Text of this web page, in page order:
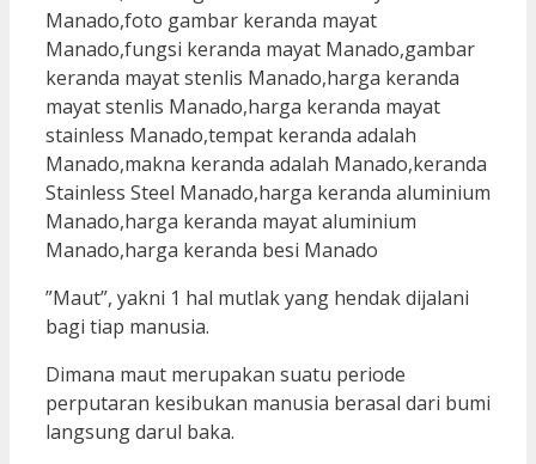
”Maut”, yakni 1 hal mutlak yang hendak dijalani
bagi tiap manusia.
Dimana maut merupakan suatu periode
perputaran kesibukan manusia berasal dari bumi
langsung darul baka.